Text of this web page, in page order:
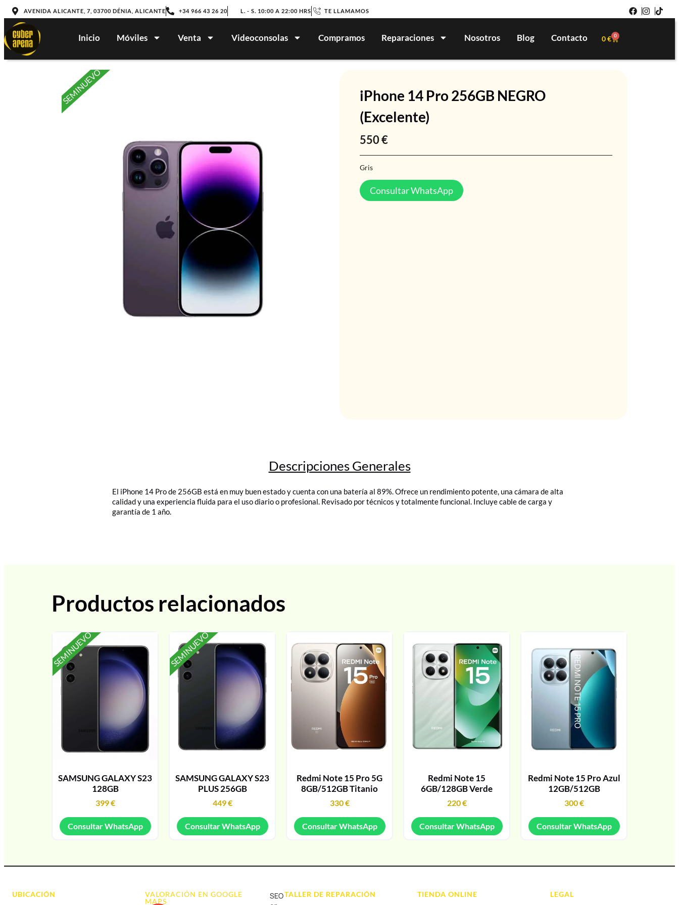
AVENIDA ALICANTE, 7, 03700 DÉNIA, ALICANTE +34 966 43 26 20 L. - S. 10:00 A 22:00 HRS TE LLAMAMOS
Inicio Móviles Venta Videoconsolas Compramos Reparaciones Nosotros Blog Contacto 0€ 0
SEMINUEVO
iPhone 14 Pro 256GB NEGRO
(Excelente)
550€
Gris
Consultar WhatsApp
Descripciones Generales
El iPhone 14 Pro de 256GB está en muy buen estado y cuenta con una batería al 89%. Ofrece un rendimiento potente, una cámara de alta
calidad y una experiencia fluida para el uso diario o profesional. Revisado por técnicos y totalmente funcional. Incluye cable de carga y
garantía de 1 año.
Productos relacionados
SEMINUEVO
SAMSUNG GALAXY S23
128GB
399€
Consultar WhatsApp
SEMINUEVO
SAMSUNG GALAXY S23
PLUS 256GB
449€
Consultar WhatsApp
Redmi Note 15 Pro 5G
8GB/512GB Titanio
330€
Consultar WhatsApp
Redmi Note 15
6GB/128GB Verde
220€
Consultar WhatsApp
Redmi Note 15 Pro Azul
12GB/512GB
300€
Consultar WhatsApp
UBICACIÓN
VALORACIÓN EN GOOGLE
MAPS
SEOTALLER DE REPARACIÓN TIENDA ONLINE LEGAL